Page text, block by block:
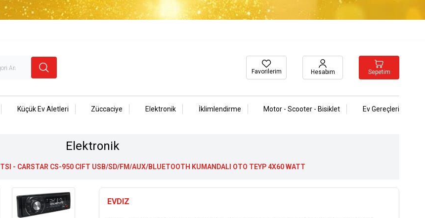
Favorilerim Hesabım Sepetim
Küçük Ev Aletleri Züccaciye Elektronik İklimlendirme Motor - Scooter - Bisiklet Ev Gereçleri
Elektronik
TSI - CARSTAR CS-950 CIFT USB/SD/FM/AUX/BLUETOOTH KUMANDALI OTO TEYP 4X60 WATT
EVDIZ